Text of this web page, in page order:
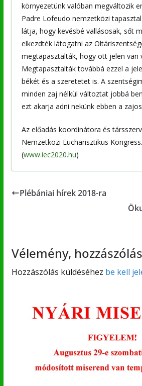
környezetünk valóban megváltozik
Padre Lofeudo nemzetközi
látja, hogy kevésbé vallásosak, sőt
elkezdték látogatni az
megtapasztalták, hogy ott jelen van
Megtapasztalták továbbá ezzel a
békét és a szeretetet is. A
minden zaj nélkül változtat jobbá
ezt akarja adni nekünk ebben a
Az előadás koordinátora és
Nemzetközi Eucharisztikus
(www.iec2020.hu)
Plébániai hírek 2018-ra
Vélemény,
Hozzászólás küldéséhez be kell